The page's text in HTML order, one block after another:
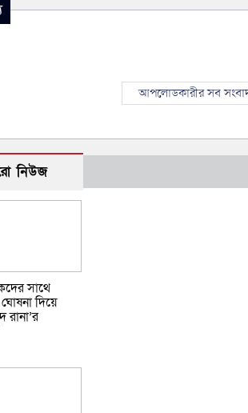
আপলোডকারীর সব
নিউজ
সাথে
ঘোষনা দিয়ে
রানা’র